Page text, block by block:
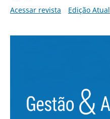
Acessar revista
Edição Atual